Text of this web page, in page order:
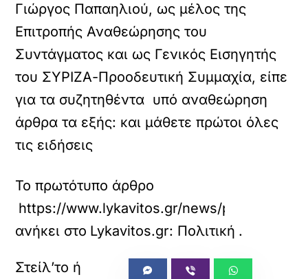
Γιώργος Παπαηλιού, ως μέλος της
Επιτροπής Αναθεώρησης του
Συντάγματος και ως Γενικός Εισηγητής
του ΣΥΡΙΖΑ-Προοδευτική Συμμαχία, είπε
για τα συζητηθέντα υπό αναθεώρηση
άρθρα τα εξής: και μάθετε πρώτοι όλες
τις ειδήσεις
Το πρωτότυπο άρθρο
https://www.lykavitos.gr/news/politics/
ανήκει στο Lykavitos.gr: Πολιτική .